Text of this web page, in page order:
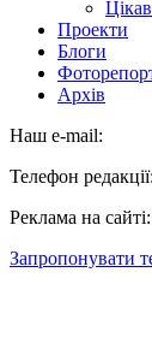
Проекти
Блоги
Архів
Наш e-mail:
Телефон редакції:
Реклама на сайті:
Запропонувати